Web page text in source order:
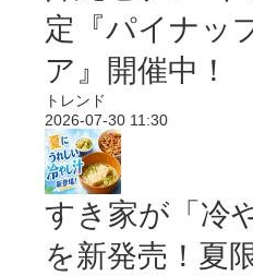
定『パイナッ
ア』開催中！
トレンド
2026-07-30 11:30
すき家が「冷
を新発売！夏